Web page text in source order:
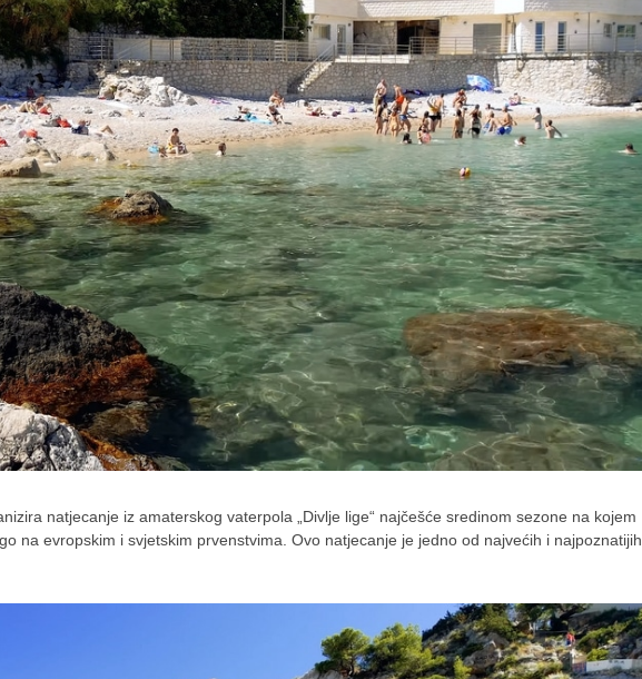
natjecanje iz amaterskog vaterpola „Divlje lige“ najčešće sredinom sezone na kojem
na evropskim i svjetskim prvenstvima. Ovo natjecanje je jedno od najvećih i najpoznatijih